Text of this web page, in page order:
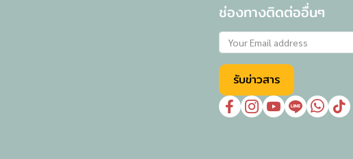
ช่องทางติดต่ออื่นๆ
รับข่าวสาร